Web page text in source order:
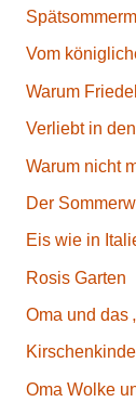
Vom
Warum
Verliebt in
Warum nicht
Der
Eis wie in
Rosis Garten
Oma und das
Oma Wolke